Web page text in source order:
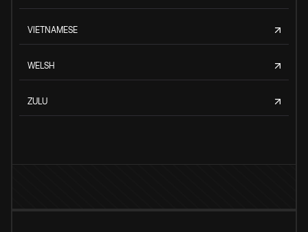
VIETNAMESE
WELSH
ZULU